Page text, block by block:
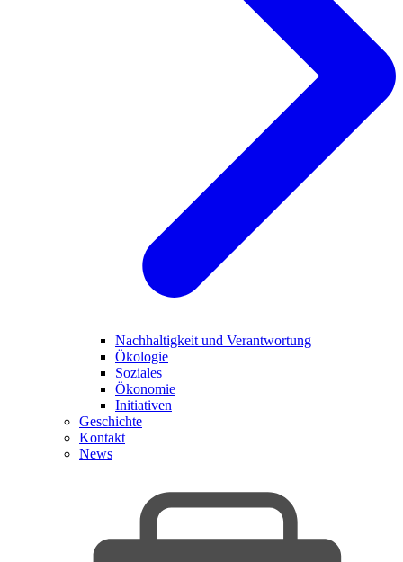
Nachhaltigkeit und Verantwortung
Ökologie
Soziales
Ökonomie
Initiativen
Geschichte
Kontakt
News